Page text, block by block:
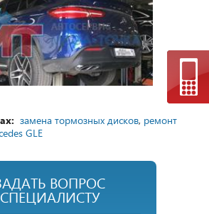
замена тормозных дисков, ремонт
GLE
ВОПРОС
СПЕЦИАЛИСТУ